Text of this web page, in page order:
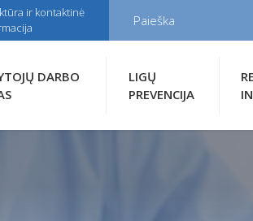
ir kontaktinė
DARBO
LIGŲ
PREVENCIJA